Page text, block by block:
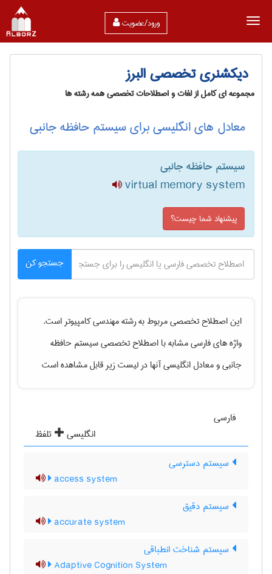
ورود/عضویت
دیکشنری تخصصی البرز
مجموعه ای کامل از لغات و اصطلاحات تخصصی همه رشته ها
معادل های انگلیسی برای سیستم حافظه جانبی
سیستم حافظه جانبی
virtual memory system
پیشنهاد شما چیست؟
جستجو کن
این اصطلاح تخصصی مربوط به رشتهمهندسی كامپيوتراست.
واژه های فارسی مشابه با اصطلاح تخصصیسیستم حافظه
جانبیو معادل انگلیسی آنها در لیست زیر قابل مشاهده است
فارسی
انگلیسی
تلفظ
سیستم دسترسی
access system
سیستم دقیق
accurate system
سیستم شناخت انطباقی
Adaptive Cognition System